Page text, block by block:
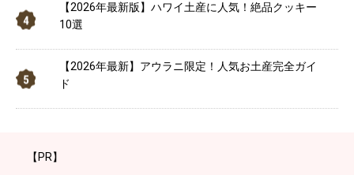
【2026年最新版】ハワイ土産に人気！絶品クッキー
10選
【2026年最新】アウラニ限定！人気お土産完全ガイ
ド
【PR】